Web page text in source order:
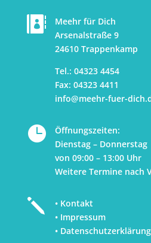

Meehr für Dich
Arsenalstraße 9
24610 Trappenkamp
Tel.: 04323 4454
Fax: 04323 4411
info@meehr-fuer-

Öffnungszeiten:
Dienstag – Donnerstag
von 09:00 – 13:00 Uhr
Weitere Termine nach
j
• Kontakt
• Impressum
• Datenschutzerklärung